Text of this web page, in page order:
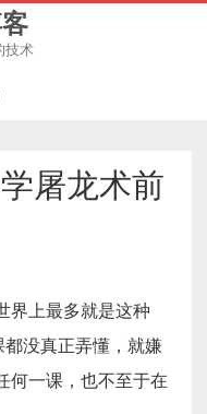
技术
屠龙术前
界上最多就是这种
没真正弄懂，就嫌
何一课，也不至于在